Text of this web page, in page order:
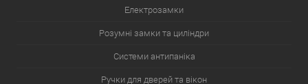
Електрозамки
Розумні замки та циліндри
Системи антипаніка
Ручки для дверей та вікон